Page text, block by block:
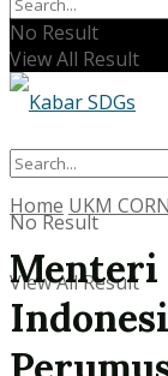
No Result
View All Result
No Result
View All Result
Home UKM
Menteri